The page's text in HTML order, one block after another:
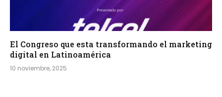
El Congreso que esta transformando el marketing
digital en Latinoamérica
10 noviembre, 2025